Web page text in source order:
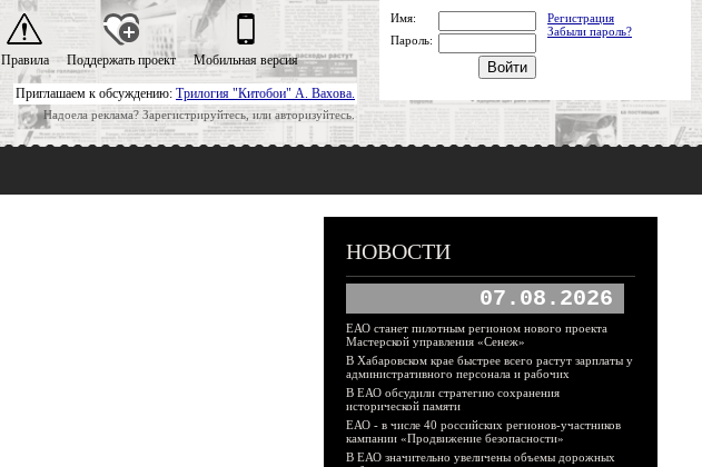
Приглашаем к обсуждению: Трилогия "Китобои" А. Вахова.
Надоела реклама? Зарегистрируйтесь, или авторизуйтесь.
Правила Поддержать проект Мобильная версия
Имя:
Регистрация
Забыли пароль?
Пароль:
НОВОСТИ
07.08.2026
ЕАО станет пилотным регионом нового проекта
Мастерской управления «Сенеж»
В Хабаровском крае быстрее всего растут зарплаты у
административного персонала и рабочих
В ЕАО обсудили стратегию сохранения
исторической памяти
ЕАО - в числе 40 российских регионов-участников
кампании «Продвижение безопасности»
В ЕАО значительно увеличены объемы дорожных